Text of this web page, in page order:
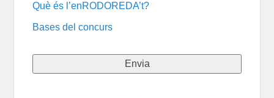
Què és l’enRODOREDA’t?
Bases del concurs